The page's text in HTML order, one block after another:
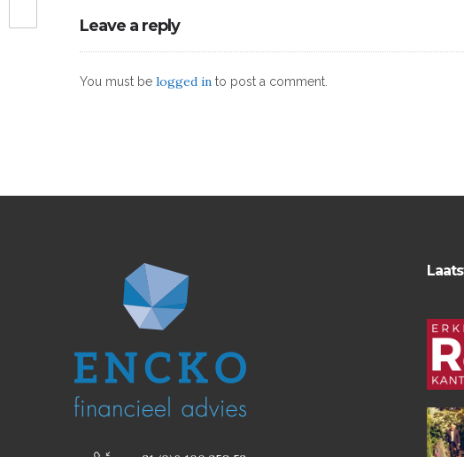
Leave a reply
You must be logged in to post a comment.